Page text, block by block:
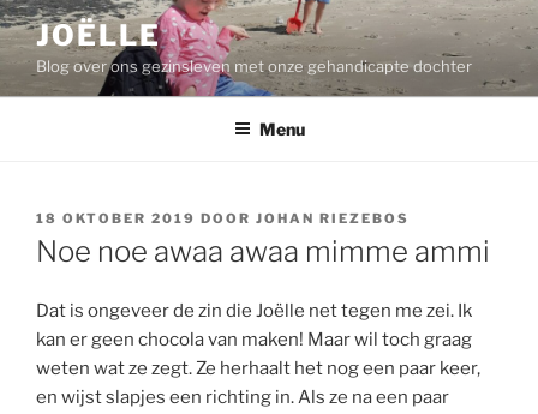
Ga
naar
de
inhoud
JOËLLE
Blog over ons gezinsleven met onze gehandicapte dochter
Menu
GEPLAATST
OP
18 OKTOBER 2019 DOOR JOHAN RIEZEBOS
Noe noe awaa awaa mimme ammi
Dat is ongeveer de zin die Joëlle net tegen me zei. Ik
kan er geen chocola van maken! Maar wil toch graag
weten wat ze zegt. Ze herhaalt het nog een paar keer,
en wijst slapjes een richting in. Als ze na een paar